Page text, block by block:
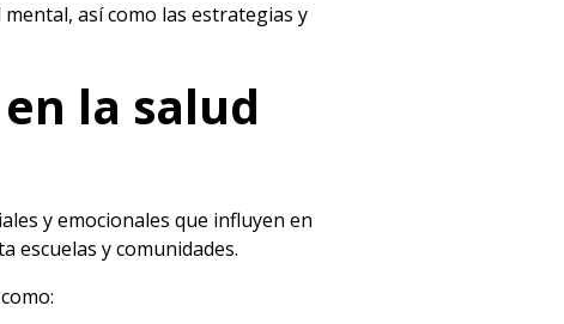
así como las estrategias y
la salud
y emocionales que influyen en
escuelas y comunidades.